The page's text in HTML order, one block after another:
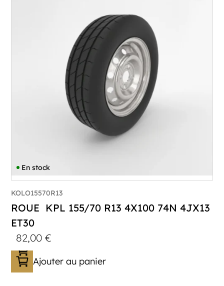
En stock
KOLO15570R13
ROUE KPL 155/70 R13 4X100 74N 4JX13
ET30
82,00€
Ajouter au panier